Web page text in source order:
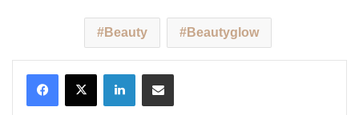
Beauty Beautyglow
LinkedInTeile per E-Mail